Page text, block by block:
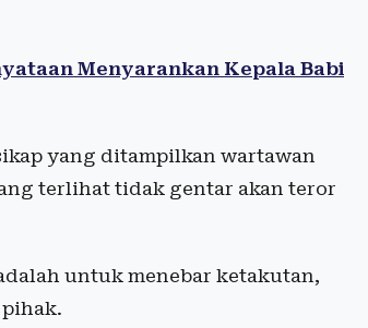
Menyarankan Kepala Babi
yang ditampilkan wartawan
terlihat tidak gentar akan teror
untuk menebar ketakutan,